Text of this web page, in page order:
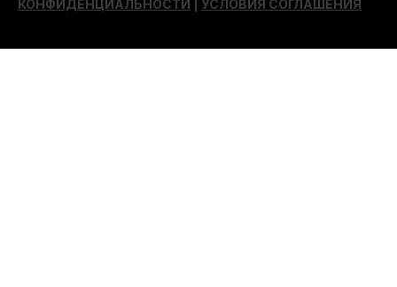
КОНФИДЕНЦИАЛЬНОСТИ
УСЛОВИЯ СОГЛАШЕНИЯ